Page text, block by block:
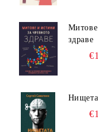
Митове
здраве